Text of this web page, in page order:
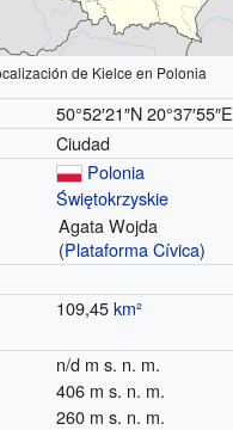
de Kielce en Polonia
50°52′21″N 20°37′55″E
Ciudad
Polonia
Świętokrzyskie
Agata Wojda
(Plataforma Cívica)
109,45km²
n/d m s. n. m.
406 m s. n. m.
260 m s. n. m.